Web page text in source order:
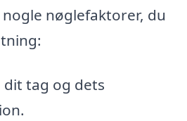
nøglefaktorer, du
dit tag og dets